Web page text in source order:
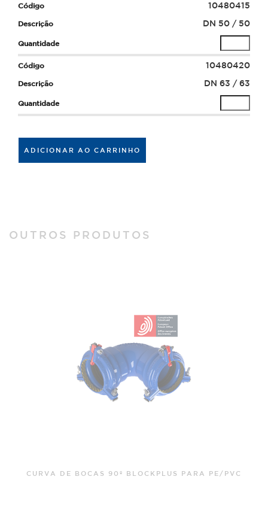
10480415
DN 50 / 50
10480420
DN 63 / 63
ADICIONAR AO CARRINHO
OUTROS PRODUTOS
CURVA DE BOCAS 90º BLOCKPLUS PARA PE/PVC